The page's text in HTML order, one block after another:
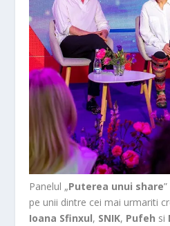
Panelul „Puterea unui share
pe unii dintre cei mai urmariti
Ioana Sfinxul, SNIK, Pufeh si